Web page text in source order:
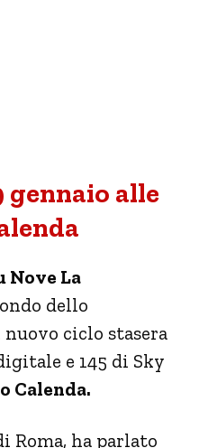
gennaio alle
Nove La
dello
ciclo stasera
e 145 di Sky
Calenda.
Roma, ha parlato